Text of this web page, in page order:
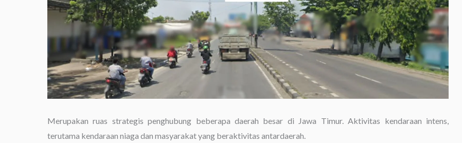
Merupakan ruas strategis penghubung beberapa daerah besar di Jawa Timur. Aktivitas kendaraan intens,
terutama kendaraan niaga dan masyarakat yang beraktivitas antardaerah.